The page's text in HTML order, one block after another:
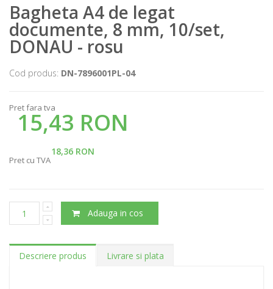
Bagheta A4 de legat
documente, 8 mm, 10/set,
DONAU - rosu
Cod produs: DN-7896001PL-04
Pret fara tva
15,43 RON
18,36 RON
Pret cu TVA
Adauga in cos
Descriere produs Livrare si plata